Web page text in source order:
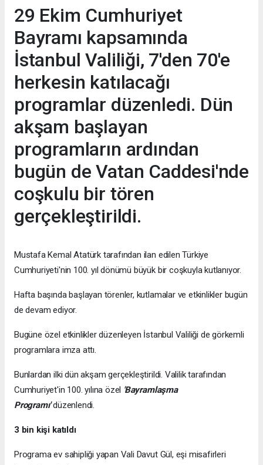
29 Ekim Cumhuriyet
Bayramı kapsamında
İstanbul Valiliği, 7'den 70'e
herkesin katılacağı
programlar düzenledi. Dün
akşam başlayan
programların ardından
bugün de Vatan Caddesi'nde
coşkulu bir tören
gerçekleştirildi.
Mustafa Kemal Atatürktarafından ilan edilen Türkiye
Cumhuriyeti'nin 100. yıl dönümü büyük bir coşkuyla kutlanıyor.
Hafta başında başlayan törenler, kutlamalar ve etkinlikler bugün
de devam ediyor.
Bugüne özel etkinlikler düzenleyen İstanbul Valiliği de görkemli
programlara imza attı.
Bunlardan ilki dün akşam gerçekleştirildi. Valilik tarafından
Cumhuriyet'in 100. yılına özel 'Bayramlaşma
Programı'düzenlendi.
3 bin kişi katıldı
Programa ev sahipliği yapan Vali Davut Gül, eşi misafirleri